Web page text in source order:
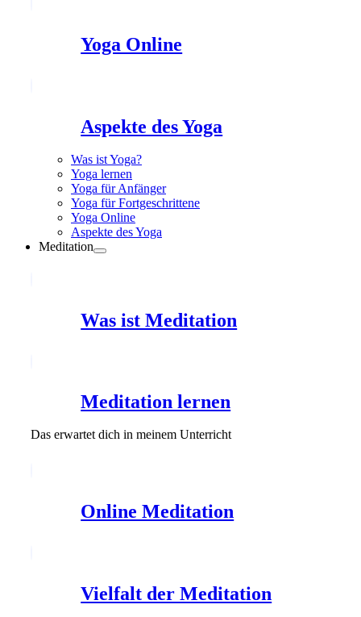
Yoga Online
Aspekte des Yoga
Was ist Yoga?
Yoga lernen
Yoga für Anfänger
Yoga für Fortgeschrittene
Yoga Online
Aspekte des Yoga
Meditation
Was ist Meditation
Meditation lernen
Das erwartet dich in meinem Unterricht
Online Meditation
Vielfalt der Meditation